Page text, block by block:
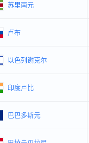
苏里南元
卢布
以色列谢克尔
印度卢比
巴巴多斯元